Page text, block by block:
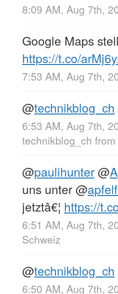
8:09 AM, Aug 7th,
Google Maps
https://t.co/
7:53 AM, Aug 7th,
@technikblog_ch
6:53 AM, Aug 7th,
technikblog_ch from
@paulihunter@
uns unter@
jetztâ€¦ https://
6:51 AM, Aug 7th,
Schweiz
@technikblog_ch
6:50 AM, Aug 7th,